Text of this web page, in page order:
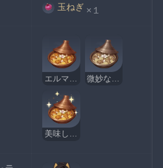
玉ねぎ ×１
美味しそうなエルマイト鍋